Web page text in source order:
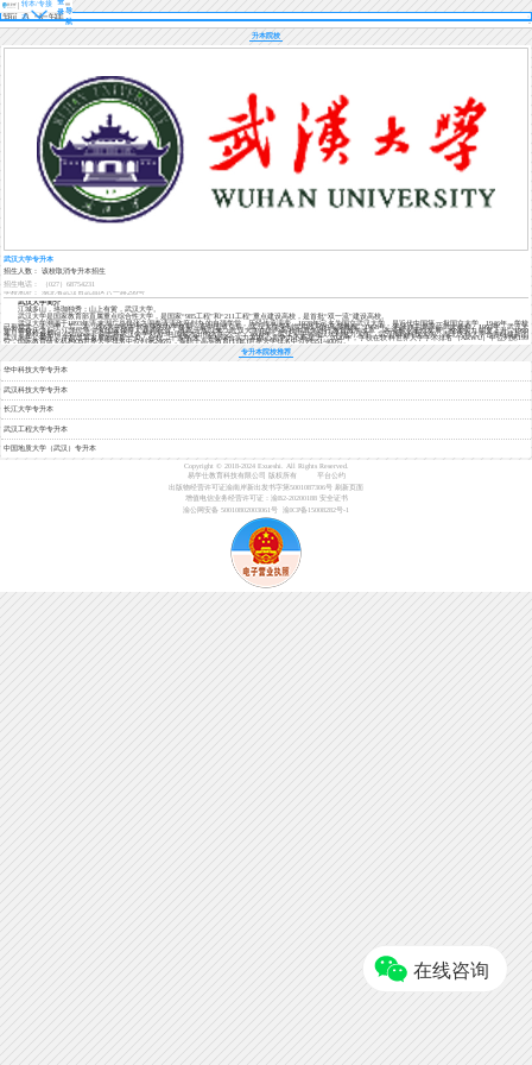
转本/专接
本
登
录导
航
升本院校
武汉大学专升本
招生人数： 该校取消专升本招生
招生电话： （027）68754231
学校地址： 湖北省武汉市武昌区八一路299号
武汉大学简介
江城多山，珞珈独秀；山上有黉，武汉大学。
武汉大学是国家教育部直属重点综合性大学，是国家“985工程”和“211工程”重点建设高校，是首批“双一流”建设高校。
武汉大学溯源于1893年清末湖广总督张之洞奏请清政府创办的自强学堂，历经传承演变，1928年定名为国立武汉大学，是近代中国第一批国立大学。1946年，学校
已形成文、法、理、工、农、医6大学院并驾齐驱的办学格局。新中国成立后，武汉大学受到党和政府的高度重视。1958年，毛泽东主席亲临武大视察。1993年，武汉大
学百年校庆之际，江泽民等党和国家领导人题词祝贺。改革开放以来，武汉大学在国内高校中率先进行教育教学改革，各项事业蓬勃发展，整体实力明显上升。1999
年，世界权威期刊《Science》杂志将武汉大学列为“中国最杰出的大学之一”。2000年，武汉大学与武汉水利电力大学、武汉测绘科技大学、湖北医科大学合并组建新的
武汉大学，揭开了学校改革发展的崭新一页。合校二十多年来，学校综合实力和核心竞争力不断提升。2020年，学校在软科世界大学学术排名（ARWU）中位列第199
位，国际教育研究机构QS世界大学排名中位列第246位，泰晤士高等教育(THE)世界大学排名中位列351-400位。
专升本院校推荐
华中科技大学专升本
武汉科技大学专升本
长江大学专升本
武汉工程大学专升本
中国地质大学（武汉）专升本
Copyright © 2018-2024 Exueshi. All Rights Reserved.
易学仕教育科技有限公司 版权所有
平台公约
出版物经营许可证渝南岸新出发书字第5001087306号
刷新页面
增值电信业务经营许可证：渝B2-20200188 安全证书
渝公网安备 50010802003061号
渝ICP备15008282号-1